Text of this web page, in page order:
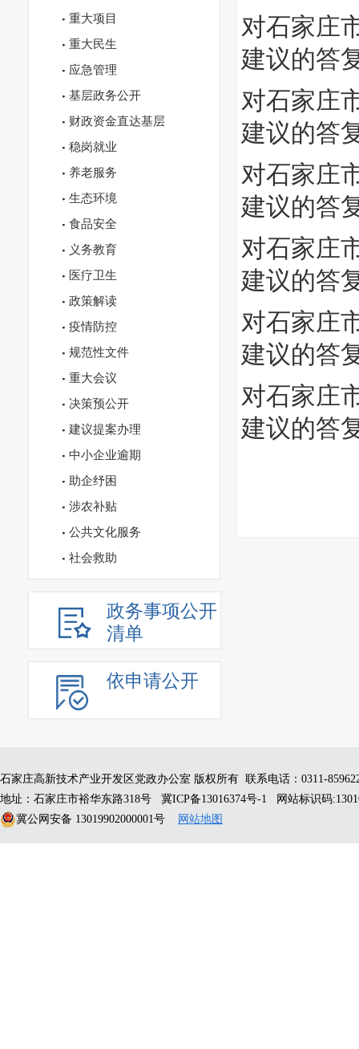
重大项目
重大民生
应急管理
基层政务公开
财政资金直达基层
稳岗就业
养老服务
生态环境
食品安全
义务教育
医疗卫生
政策解读
疫情防控
规范性文件
重大会议
决策预公开
建议提案办理
中小企业逾期
助企纾困
涉农补贴
公共文化服务
社会救助
政务事项公开
清单
依申请公开
对石家庄
建议的答
对石家庄
建议的答
对石家庄
建议的答
对石家庄
建议的答
对石家庄
建议的答
对石家庄
建议的答